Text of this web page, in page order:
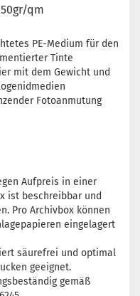
qm
PE-Medium für den
Tinte
mit dem Gewicht und
Fotoanmutung
Aufpreis in einer
ist beschreibbar und
Pro Archivbox können
eingelagert
säurefrei und optimal
geeignet.
gemäß